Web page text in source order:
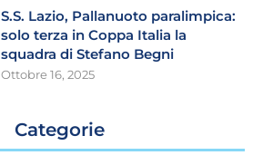
S.S. Lazio, Pallanuoto paralimpica:
solo terza in Coppa Italia la
squadra di Stefano Begni
Ottobre 16, 2025
Categorie